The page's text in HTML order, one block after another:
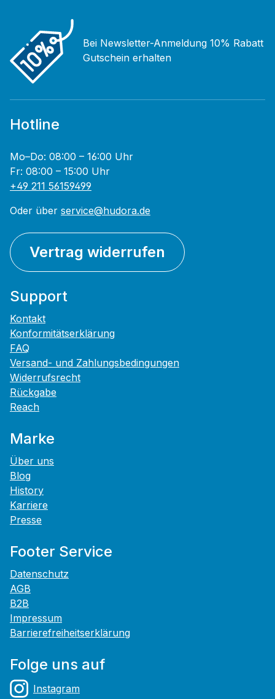
Bei Newsletter-Anmeldung 10% Rabatt
Gutschein erhalten
Hotline
Mo–Do: 08:00 – 16:00 Uhr
Fr: 08:00 – 15:00 Uhr
+49 211 56159499
Oder über service@hudora.de
Vertrag widerrufen
Support
Kontakt
Konformitätserklärung
FAQ
Versand- und Zahlungsbedingungen
Widerrufsrecht
Rückgabe
Reach
Marke
Über uns
Blog
History
Karriere
Presse
Footer Service
Datenschutz
AGB
B2B
Impressum
Barrierefreiheitserklärung
Folge uns auf
Instagram